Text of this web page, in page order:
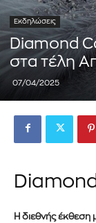
Εκδηλώσεις
Diamond
στα τέλη
07/04/2025
Η διεθνής έκθεση